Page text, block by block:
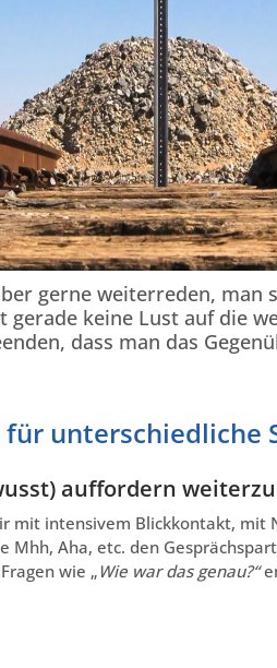
gerne weiterreden, man
gerade keine Lust auf die
dass man das
unterschiedliche
auffordern
mit intensivem Blickkontakt, mit
Aha, etc. den
wie „Wie war das genau?“